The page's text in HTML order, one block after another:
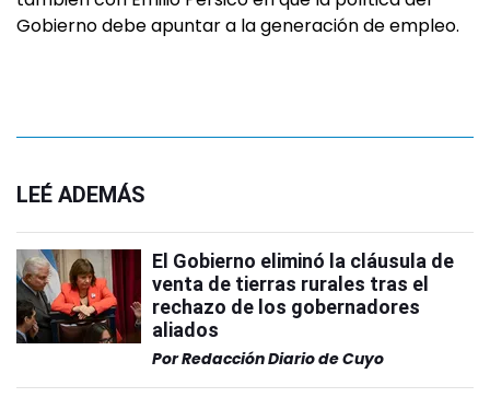
Gobierno debe apuntar a la generación de empleo.
LEÉ ADEMÁS
El Gobierno eliminó la cláusula de
venta de tierras rurales tras el
rechazo de los gobernadores
aliados
PorRedacción Diario de Cuyo